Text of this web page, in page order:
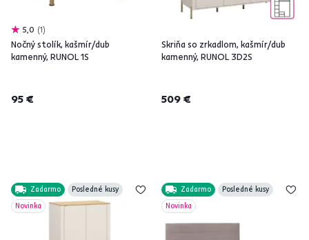
5,0 1
Nočný stolík, kašmír/dub
kamenný, RUNOL 1S
95 €
Skriňa so zrkadlom, kašmír/dub
kamenný, RUNOL 3D2S
509 €
Zadarmo
Posledné kusy
Novinka
Zadarmo
Posledné kusy
Novinka